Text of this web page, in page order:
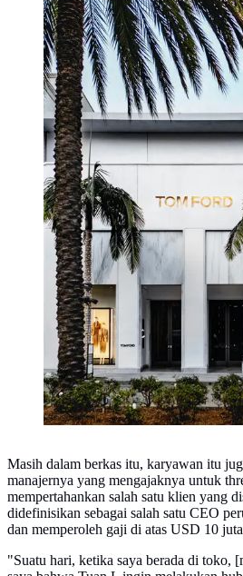
Ilustrasi butik Tom Ford. (dok.
Masih dalam berkas itu, karyawan itu
manajernya yang mengajaknya untuk
mempertahankan salah satu klien yang
didefinisikan sebagai salah satu CEO
dan memperoleh gaji di atas USD 10
"Suatu hari, ketika saya berada di toko,